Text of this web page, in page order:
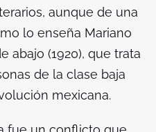
aunque de una
lo enseña Mariano
abajo (1920), que trata
de la clase baja
mexicana.